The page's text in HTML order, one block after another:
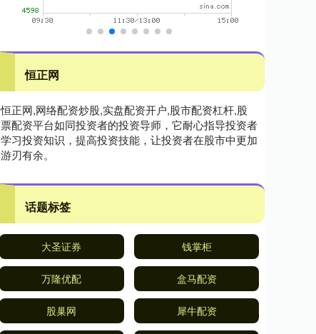
恒正网
恒正网,网络配资炒股,实盘配资开户,股市配资杠杆,股
票配资平台如同投资者的投资导师，它耐心指导投资者
学习投资知识，提高投资技能，让投资者在股市中更加
游刃有余。
话题标签
大圣证券 钱掌柜
万隆优配 盒马配资
股巢网 犀牛配资